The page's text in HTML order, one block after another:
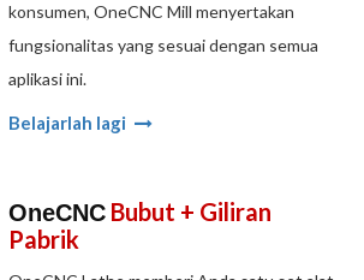
konsumen, OneCNC Mill menyertakan
fungsionalitas yang sesuai dengan semua
aplikasi ini.
Belajarlah lagi
OneCNC Bubut + Giliran
Pabrik